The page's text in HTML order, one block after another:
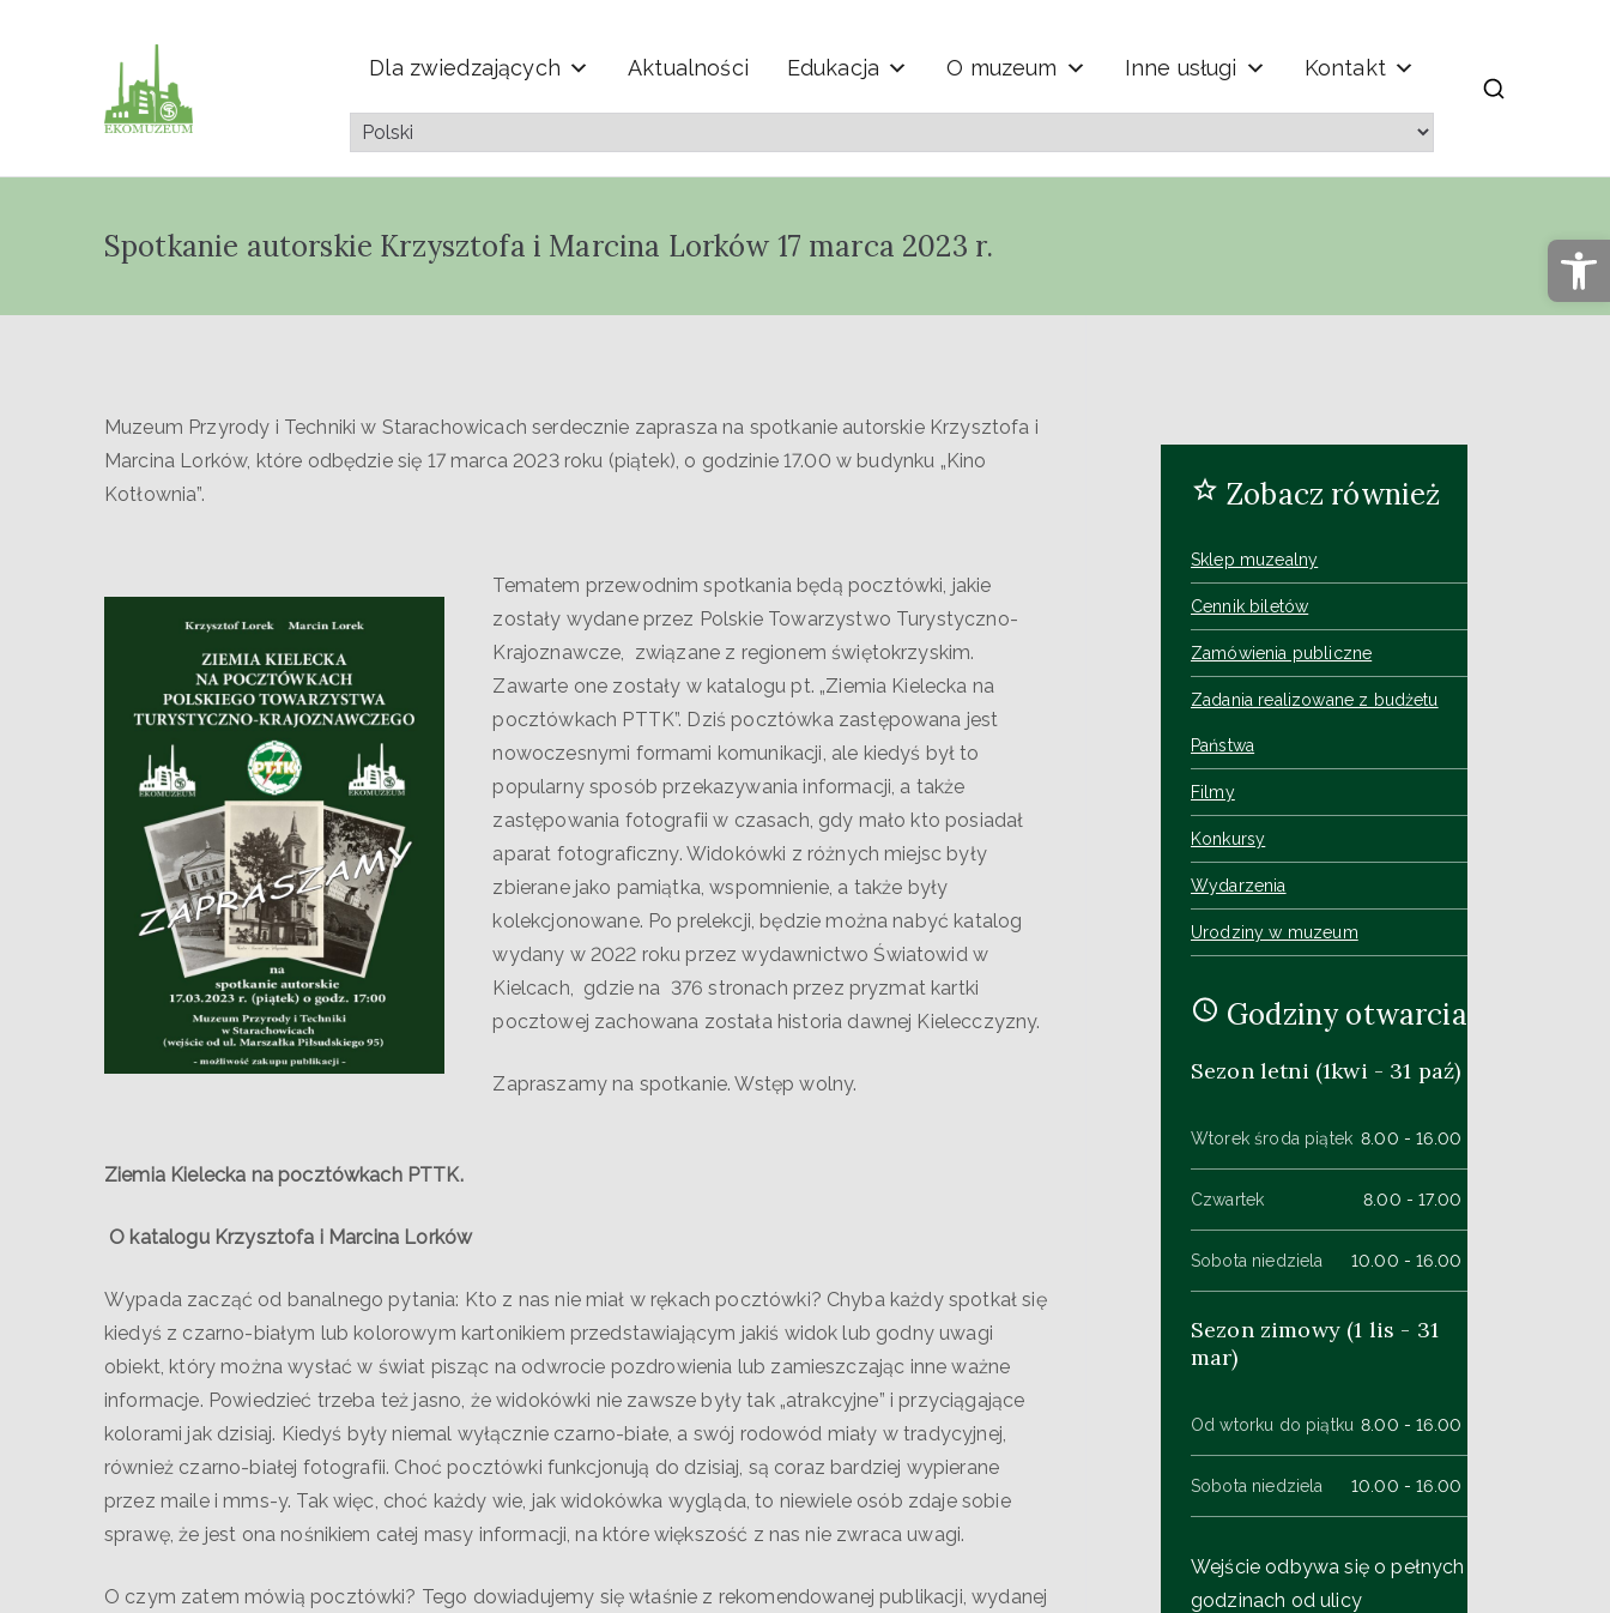
Muzeum Przyrody i Techniki "Ekomuzeum" im. Jana
Pazdura
Dla zwiedzających Aktualności Edukacja O muzeum Inne usługi Kontakt
Spotkanie autorskie Krzysztofa i Marcina Lorków 17 marca 2023 r.
Muzeum Przyrody i Techniki w Starachowicach serdecznie zaprasza na spotkanie autorskie Krzysztofa i
Marcina Lorków, które odbędzie się 17 marca 2023 roku (piątek), o godzinie 17.00 w budynku „Kino
Kotłownia”.
Tematem przewodnim spotkania będą pocztówki, jakie
zostały wydane przez Polskie Towarzystwo Turystyczno-
Krajoznawcze, związane z regionem świętokrzyskim.
Zawarte one zostały w katalogu pt. „Ziemia Kielecka na
pocztówkach PTTK”. Dziś pocztówka zastępowana jest
nowoczesnymi formami komunikacji, ale kiedyś był to
popularny sposób przekazywania informacji, a także
zastępowania fotografii w czasach, gdy mało kto posiadał
aparat fotograficzny. Widokówki z różnych miejsc były
zbierane jako pamiątka, wspomnienie, a także były
kolekcjonowane. Po prelekcji, będzie można nabyć katalog
wydany w 2022 roku przez wydawnictwo Światowid w
Kielcach, gdzie na 376 stronach przez pryzmat kartki
pocztowej zachowana została historia dawnej Kielecczyzny.
Zapraszamy na spotkanie. Wstęp wolny.
Ziemia Kielecka na pocztówkach PTTK.
O katalogu Krzysztofa i Marcina Lorków
Wypada zacząć od banalnego pytania: Kto z nas nie miał w rękach pocztówki? Chyba każdy spotkał się
kiedyś z czarno-białym lub kolorowym kartonikiem przedstawiającym jakiś widok lub godny uwagi
obiekt, który można wysłać w świat pisząc na odwrocie pozdrowienia lub zamieszczając inne ważne
informacje. Powiedzieć trzeba też jasno, że widokówki nie zawsze były tak „atrakcyjne” i przyciągające
kolorami jak dzisiaj. Kiedyś były niemal wyłącznie czarno-białe, a swój rodowód miały w tradycyjnej,
również czarno-białej fotografii. Choć pocztówki funkcjonują do dzisiaj, są coraz bardziej wypierane
przez maile i mms-y. Tak więc, choć każdy wie, jak widokówka wygląda, to niewiele osób zdaje sobie
sprawę, że jest ona nośnikiem całej masy informacji, na które większość z nas nie zwraca uwagi.
O czym zatem mówią pocztówki? Tego dowiadujemy się właśnie z rekomendowanej publikacji, wydanej
Zobacz również
Sklep muzealny
Cennik biletów
Zamówienia publiczne
Zadania realizowane z budżetu
Państwa
Filmy
Konkursy
Wydarzenia
Urodziny w muzeum
Godziny otwarcia
Sezon letni (1kwi - 31 paź)
Wtorek środa piątek 8.00 - 16.00
Czwartek 8.00 - 17.00
Sobota niedziela 10.00 - 16.00
Sezon zimowy (1 lis - 31
mar)
Od wtorku do piątku 8.00 - 16.00
Sobota niedziela 10.00 - 16.00
Wejście odbywa się o pełnych
godzinach od ulicy